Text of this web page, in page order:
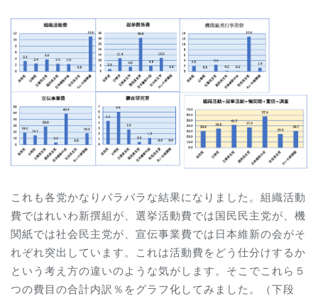
これも各党かなりバラバラな結果になりました。組織活動
費ではれいわ新撰組が、選挙活動費では国民民主党が、機
関紙では社会民主党が、宣伝事業費では日本維新の会がそ
れぞれ突出しています。これは活動費をどう仕分けするか
という考え方の違いのような気がします。そこでこれら５
つの費目の合計内訳％をグラフ化してみました。（下段